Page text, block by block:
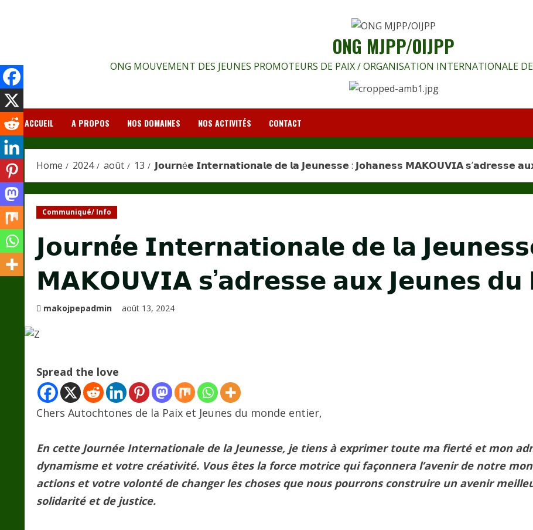
ONG MJPP/OIJPP
ONG MOUVEMENT DES JEUNES PROMOTEURS DE PAIX / ORGANISATION INTERNATIONALE
ACCUEIL A PROPOS NOS DOMAINES NOS ACTIVITÉS CONTACT
Home 2024 août 13 𝗝𝗼𝘂𝗿𝗻é𝗲 𝗜𝗻𝘁𝗲𝗿𝗻𝗮𝘁𝗶𝗼𝗻𝗮𝗹𝗲 𝗱𝗲 𝗹𝗮 𝗝𝗲𝘂𝗻𝗲𝘀𝘀𝗲 : 𝗝𝗼𝗵𝗮𝗻𝗲𝘀𝘀 𝗠𝗔𝗞𝗢𝗨𝗩𝗜𝗔 𝘀’𝗮𝗱𝗿𝗲𝘀𝘀𝗲
Communiqué/ Info
𝗝𝗼𝘂𝗿𝗻é𝗲 𝗜𝗻𝘁𝗲𝗿𝗻𝗮𝘁𝗶𝗼𝗻𝗮𝗹𝗲 𝗱𝗲 𝗹𝗮
𝗠𝗔𝗞𝗢𝗨𝗩𝗜𝗔 𝘀’𝗮𝗱𝗿𝗲𝘀𝘀𝗲 𝗮𝘂𝘅 𝗝𝗲𝘂𝗻𝗲𝘀
makojpepadmin août 13, 2024
Spread the love
Chers Autochtones de la Paix et Jeunes du monde entier,
En cette Journée Internationale de la Jeunesse, je tiens à exprimer toute ma fierté et mon
dynamisme et votre créativité. Vous êtes la force motrice qui façonnera l’avenir de notre
actions et votre volonté de changer les choses que nous pourrons construire un avenir
solidarité et de justice.